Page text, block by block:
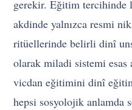
gerekir. Eğitim
akdinde yalnızca resmi
ritüellerinde belirli dinî
olarak miladi sistemi
vicdan eğitimini dinî
hepsi sosyolojik anlamda